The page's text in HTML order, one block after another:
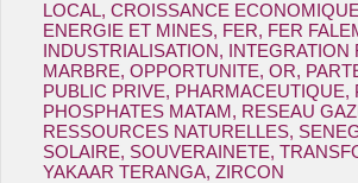
LOCAL, CROISSANCE ECONOMIQUE
ENERGIE ET MINES, FER, FER
INDUSTRIALISATION, INTEGRATION
MARBRE, OPPORTUNITE, OR,
PUBLIC PRIVE, PHARMACEUTIQUE,
PHOSPHATES MATAM, RESEAU
RESSOURCES NATURELLES,
SOLAIRE, SOUVERAINETE,
YAKAAR TERANGA, ZIRCON